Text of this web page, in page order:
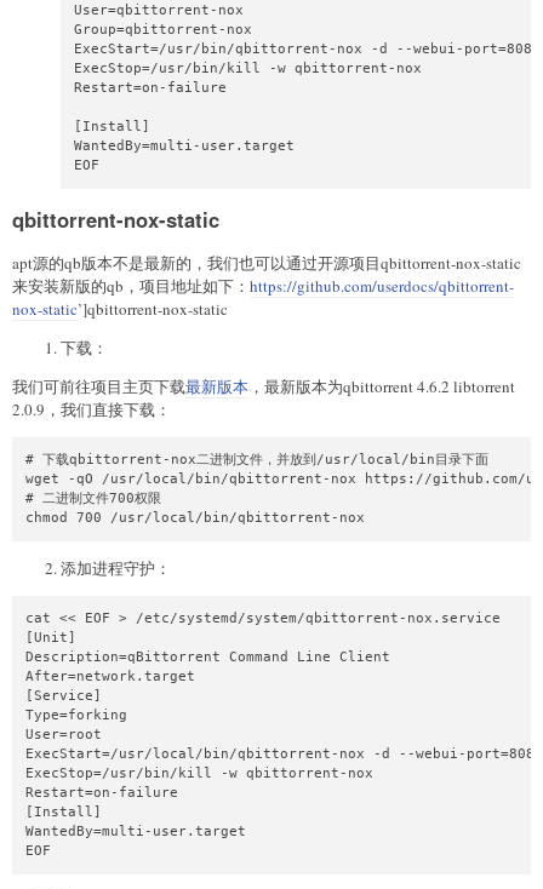
User=qbittorrent-nox
Group=qbittorrent-nox
ExecStart=/usr/bin/qbittorrent-nox -d --webui-port=8080
ExecStop=/usr/bin/kill -w qbittorrent-nox
Restart=on-failure
[Install]
WantedBy=multi-user.target
EOF
qbittorrent-nox-static
apt源的qb版本不是最新的，我们也可以通过开源项目qbittorrent-nox-static
来安装新版的qb，项目地址如下： https://github.com/userdocs/qbittorrent-
nox-static’]qbittorrent-nox-static
下载：
我们可前往项目主页下载最新版本 ，最新版本为qbittorrent 4.6.2 libtorrent
2.0.9，我们直接下载：
# 下载qbittorrent-nox二进制文件，并放到/usr/local/bin目录下面
wget -qO /usr/local/bin/qbittorrent-nox https://github.com/
# 二进制文件700权限
chmod 700 /usr/local/bin/qbittorrent-nox
添加进程守护：
cat << EOF > /etc/systemd/system/qbittorrent-nox.service
[Unit]
Description=qBittorrent Command Line Client
After=network.target
[Service]
Type=forking
User=root
ExecStart=/usr/local/bin/qbittorrent-nox -d --webui-port=8080
ExecStop=/usr/bin/kill -w qbittorrent-nox
Restart=on-failure
[Install]
WantedBy=multi-user.target
EOF